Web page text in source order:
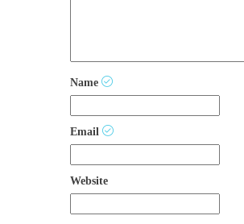
Name
Email
Website